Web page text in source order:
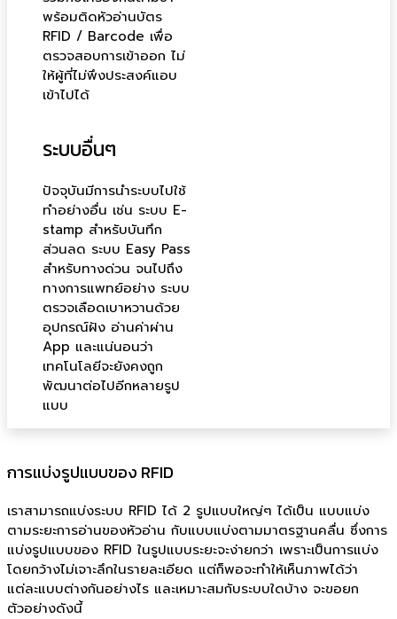
พร้อมติดหัวอ่านบัตร
RFID / Barcode เพื่อ
ตรวจสอบการเข้าออก ไม่
ให้ผู้ที่ไม่พึงประสงค์แอบ
เข้าไปได้
ระบบอื่นๆ
ปัจจุบันมีการนำระบบไปใช้
ทำอย่างอื่น เช่น ระบบ E-
stamp สำหรับบันทึก
ส่วนลด ระบบ Easy Pass
สำหรับทางด่วน จนไปถึง
ทางการแพทย์อย่าง ระบบ
ตรวจเลือดเบาหวานด้วย
อุปกรณ์ฝัง อ่านค่าผ่าน
App และแน่นอนว่า
เทคโนโลยีจะยังคงถูก
พัฒนาต่อไปอีกหลายรูป
แบบ
การแบ่งรูปแบบของ RFID
เราสามารถแบ่งระบบ RFID ได้ 2 รูปแบบใหญ่ๆ ได้เป็น แบบแบ่ง
ตามระยะการอ่านของหัวอ่าน กับแบบแบ่งตามมาตรฐานคลื่น ซึ่งการ
แบ่งรูปแบบของ RFID ในรูปแบบระยะจะง่ายกว่า เพราะเป็นการแบ่ง
โดยกว้างไม่เจาะลึกในรายละเอียด แต่ก็พอจะทำให้เห็นภาพได้ว่า
แต่ละแบบต่างกันอย่างไร และเหมาะสมกับระบบใดบ้าง จะขอยก
ตัวอย่างดังนี้